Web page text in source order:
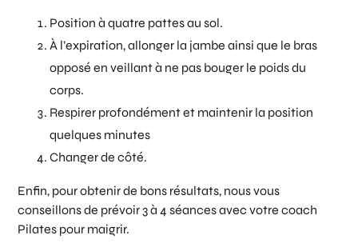
Position à quatre pattes au sol.
À l’expiration, allonger la jambe ainsi que le bras
opposé en veillant à ne pas bouger le poids du
corps.
Respirer profondément et maintenir la position
quelques minutes
Changer de côté.
Enfin, pour obtenir de bons résultats, nous vous
conseillons de prévoir 3 à 4 séances avec votre coach
Pilates pour maigrir.